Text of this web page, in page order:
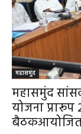
महासमुंद
महासमुंद
योजना